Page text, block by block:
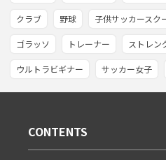
クラブ 野球 子供サッカースク
ゴラッソ トレーナー ストレン
ウルトラビギナー サッカー女子
CONTENTS